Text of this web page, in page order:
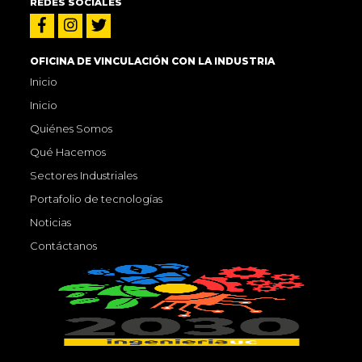
OFICINA DE VINCULACIÓN CON LA INDUSTRIA
Inicio
Inicio
Quiénes Somos
Qué Hacemos
Sectores Industriales
Portafolio de tecnologías
Noticias
Contáctanos
REDES SOCIALES